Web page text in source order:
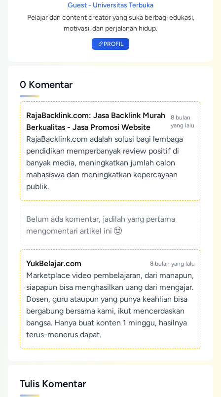
Guest - Universitas Terbuka
Pelajar dan content creator yang suka berbagi edukasi,
motivasi, dan perjalanan hidup.
PROFIL
0 Komentar
RajaBacklink.com: Jasa Backlink Murah
Berkualitas - Jasa Promosi Website
8 bulan
yang lalu
RajaBacklink.com adalah solusi bagi lembaga
pendidikan memperbanyak review positif di
banyak media, meningkatkan jumlah calon
mahasiswa dan meningkatkan kepercayaan
publik.
Belum ada komentar, jadilah yang pertama
mengomentari artikel ini
YukBelajar.com 8 bulan yang lalu
Marketplace video pembelajaran, dari manapun,
siapapun bisa menghasilkan uang dari mengajar.
Dosen, guru ataupun yang punya keahlian bisa
bergabung bersama kami, ikut mencerdaskan
bangsa. Hanya buat konten 1 minggu, hasilnya
terus-menerus dapat.
Tulis Komentar